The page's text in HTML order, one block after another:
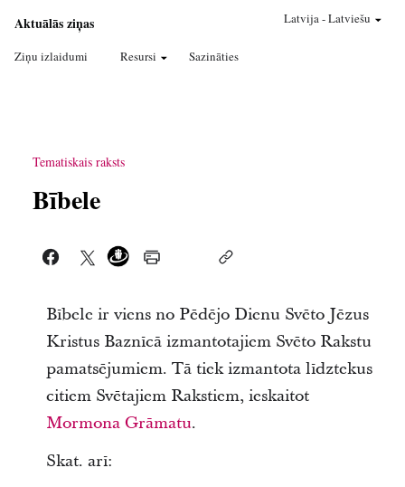
Aktuālās ziņas
Ziņu izlaidumi Resursi Sazināties
Latvija-Latviešu
Tematiskais raksts
Bībele
Bībele ir viens no Pēdējo Dienu Svēto Jēzus
Kristus Baznīcā izmantotajiem Svēto Rakstu
pamatsējumiem. Tā tiek izmantota līdztekus
citiem Svētajiem Rakstiem, ieskaitot
Mormona Grāmatu.
Skat. arī: